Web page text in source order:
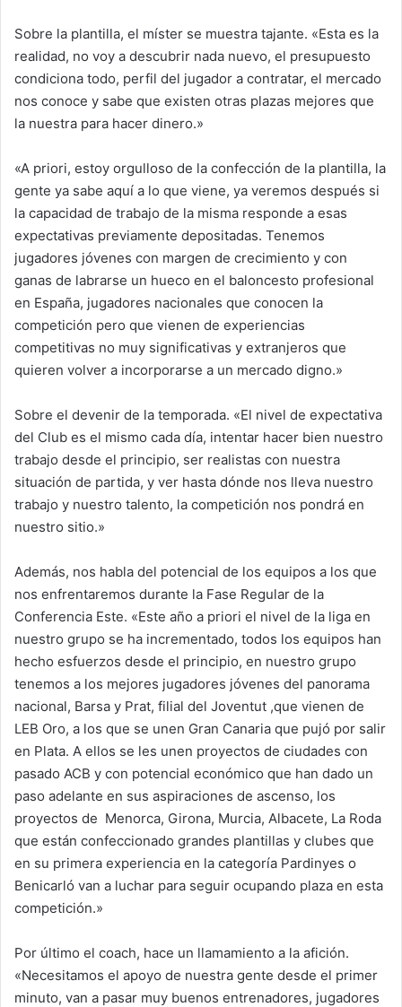
Sobre la plantilla, el míster se muestra tajante. «Esta es la
realidad, no voy a descubrir nada nuevo, el presupuesto
condiciona todo, perfil del jugador a contratar, el mercado
nos conoce y sabe que existen otras plazas mejores que
la nuestra para hacer dinero.»
«A priori, estoy orgulloso de la confección de la plantilla, la
gente ya sabe aquí a lo que viene, ya veremos después si
la capacidad de trabajo de la misma responde a esas
expectativas previamente depositadas. Tenemos
jugadores jóvenes con margen de crecimiento y con
ganas de labrarse un hueco en el baloncesto profesional
en España, jugadores nacionales que conocen la
competición pero que vienen de experiencias
competitivas no muy significativas y extranjeros que
quieren volver a incorporarse a un mercado digno.»
Sobre el devenir de la temporada. «El nivel de expectativa
del Club es el mismo cada día, intentar hacer bien nuestro
trabajo desde el principio, ser realistas con nuestra
situación de partida, y ver hasta dónde nos lleva nuestro
trabajo y nuestro talento, la competición nos pondrá en
nuestro sitio.»
Además, nos habla del potencial de los equipos a los que
nos enfrentaremos durante la Fase Regular de la
Conferencia Este. «Este año a priori el nivel de la liga en
nuestro grupo se ha incrementado, todos los equipos han
hecho esfuerzos desde el principio, en nuestro grupo
tenemos a los mejores jugadores jóvenes del panorama
nacional, Barsa y Prat, filial del Joventut ,que vienen de
LEB Oro, a los que se unen Gran Canaria que pujó por salir
en Plata. A ellos se les unen proyectos de ciudades con
pasado ACB y con potencial económico que han dado un
paso adelante en sus aspiraciones de ascenso, los
proyectos de Menorca, Girona, Murcia, Albacete, La Roda
que están confeccionado grandes plantillas y clubes que
en su primera experiencia en la categoría Pardinyes o
Benicarló van a luchar para seguir ocupando plaza en esta
competición.»
Por último el coach, hace un llamamiento a la afición.
«Necesitamos el apoyo de nuestra gente desde el primer
minuto, van a pasar muy buenos entrenadores, jugadores